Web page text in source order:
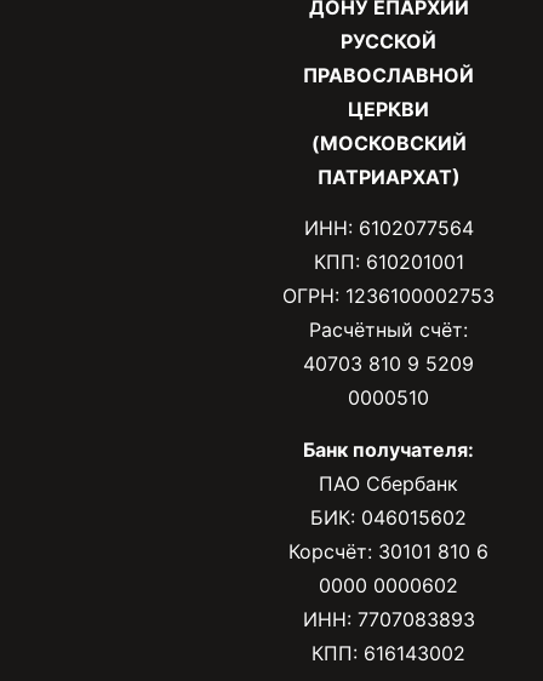
ДОНУ ЕПАРХИИ
РУССКОЙ
ПРАВОСЛАВНОЙ
ЦЕРКВИ
(МОСКОВСКИЙ
ПАТРИАРХАТ)
ИНН: 6102077564
КПП: 610201001
ОГРН: 1236100002753
Расчётный счёт:
40703 810 9 5209
0000510
Банк получателя:
ПАО Сбербанк
БИК: 046015602
Корсчёт: 30101 810 6
0000 0000602
ИНН: 7707083893
КПП: 616143002